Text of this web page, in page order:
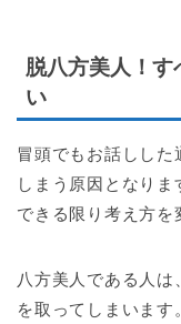
脱八方美人！
い
冒頭でもお話しし
しまう原因となりま
できる限り考え方を
八方美人である人
を取ってしまいま